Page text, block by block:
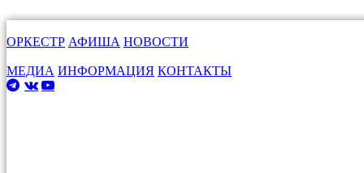
ОРКЕСТР АФИША НОВОСТИ
МЕДИА ИНФОРМАЦИЯ КОНТАКТЫ